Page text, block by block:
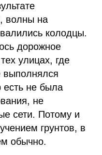
волны на
колодцы.
дорожное
улицах, где
выполнялся
есть не была
не
сети. Потому и
грунтов, в
обычно.